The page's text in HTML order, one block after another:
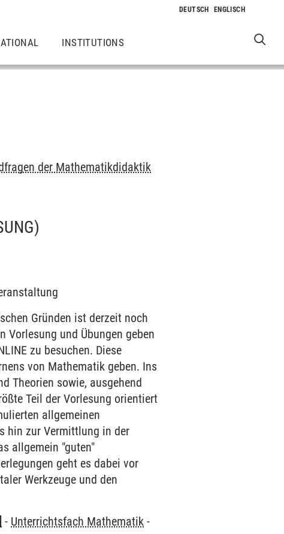
INSTITUTIONS
der Mathematikdidaktik
Gründen ist derzeit noch
und Übungen geben
zu besuchen. Diese
von Mathematik geben. Ins
Theorien sowie, ausgehend
Teil der Vorlesung orientiert
allgemeinen
hin zur Vermittlung in der
allgemein "guten"
geht es dabei vor
Werkzeuge und den
- Unterrichtsfach Mathematik -